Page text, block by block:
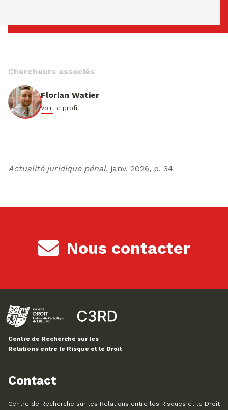
Chercheurs associés
Florian Watier
Voir le profil
Actualité juridique pénal, janv. 2026, p. 34
Nous contacter
Centre de Recherche sur les
Relations entre le Risque et le Droit
Contact
Centre de Recherche sur les Relations entre les Risques et le Droit